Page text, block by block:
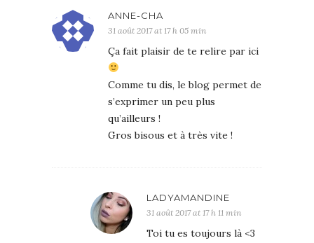
ANNE-CHA
31 août 2017 at 17 h 05 min
Ça fait plaisir de te relire par ici
Comme tu dis, le blog permet de
s’exprimer un peu plus
qu’ailleurs !
Gros bisous et à très vite !
LADYAMANDINE
31 août 2017 at 17 h 11 min
Toi tu es toujours là <3